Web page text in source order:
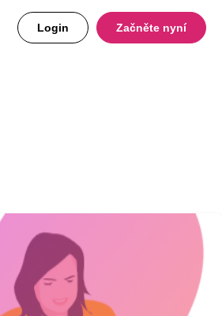
Login Začněte nyní